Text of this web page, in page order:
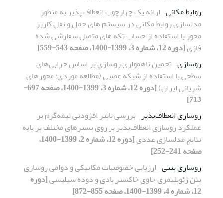
روابط مکانی ارائه یک چهارچوب انعطاف پذیر به منظور
مدلسازی روابط مکانی در سیستم های حمل و نقل کاربر
محور با استفاده از حساب تکه های متصل سفارشی شده
فازی[دوره 12، شماره 3، 1399-1400، صفحه 543-559]
روسازی تخمین ناهمواری روسازی بر اساس خرابی‌های
سطحی با استفاده از شبکه عصبی (مطالعه موردی: محور‌های
شریانی ایران)
[دوره 12، شماره 3، 1399-1400، صفحه 697-
713]
روسازی انعطاف‌پذیر بررسی تاثیر افزودنی نیمه‌گرم بر
عملکرد روسازی انعطاف‌پذیر بر روی بسترهای مختلف بر پایه
نتایج مدلسازی عددی
[دوره 12، شماره 2، 1399-1400،
صفحه 241-252]
روسازی بتنی ارزیابی خصوصیات مکانیکی و دوامی روسازی
بتن ژئوپلیمری حاوی خاکستر بادی و دوده سیلیسی[دوره
12، شماره 4، 1399-1400، صفحه 855-872]